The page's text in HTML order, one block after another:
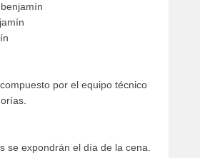
por el equipo técnico
se expondrán el día de la cena.